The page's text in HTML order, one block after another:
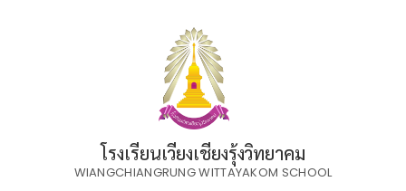
โรงเรียนเวียงเชียงรุ้งวิทยาคม
WIANGCHIANGRUNG WITTAYAKOM SCHOOL